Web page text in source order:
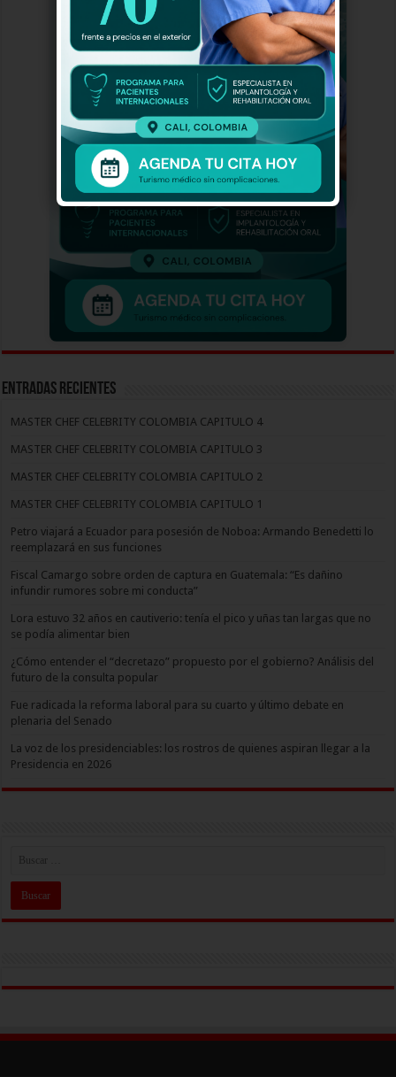
Entradas recientes
MASTER CHEF CELEBRITY COLOMBIA CAPITULO 4
MASTER CHEF CELEBRITY COLOMBIA CAPITULO 3
MASTER CHEF CELEBRITY COLOMBIA CAPITULO 2
MASTER CHEF CELEBRITY COLOMBIA CAPITULO 1
Petro viajará a Ecuador para posesión de Noboa: Armando Benedetti lo
reemplazará en sus funciones
Fiscal Camargo sobre orden de captura en Guatemala: “Es dañino
infundir rumores sobre mi conducta”
Lora estuvo 32 años en cautiverio: tenía el pico y uñas tan largas que no
se podía alimentar bien
¿Cómo entender el “decretazo” propuesto por el gobierno? Análisis del
futuro de la consulta popular
Fue radicada la reforma laboral para su cuarto y último debate en
plenaria del Senado
La voz de los presidenciables: los rostros de quienes aspiran llegar a la
Presidencia en 2026